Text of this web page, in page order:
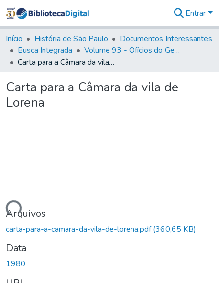
&
Coleções
Tudo na
Biblioteca
Estatísticas
Entrar
Início História de São Paulo
Documentos Interessantes
Busca Integrada
Volume 93 - Ofícios do General D. Luiz em favor da praça do Iguatemi (1775)
Carta para a Câmara da vila de Lorena
Carta para a Câmara da vila de
Lorena
Arquivos
carta-para-a-camara-da-vila-de-lorena.pdf(360,65 KB)
Data
1980